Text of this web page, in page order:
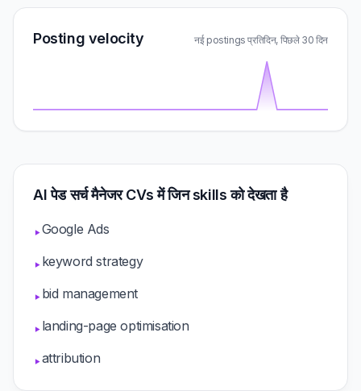
Posting velocity नई postings प्रतिदिन, पिछले 30 दिन
AI पेड सर्च मैनेजर CVs में जिन skills को देखता है
▸Google Ads
▸keyword strategy
▸bid management
▸landing-page optimisation
▸attribution